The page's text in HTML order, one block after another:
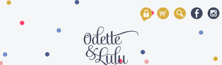
My Account
Mon panier
Rechercher